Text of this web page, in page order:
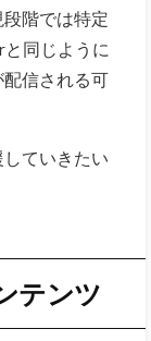
階では特定
同じように
信される可
ていきたい
テンツ